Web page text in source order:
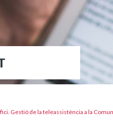
Gestió de la teleassistència a la